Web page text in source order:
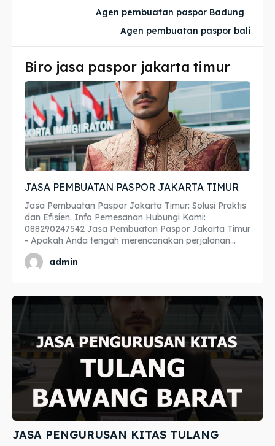
Imta
Legalisir
Apostille
Penerjemah
Asuransi
Blog
Imta
Legalisir
Apostille
Penerjemah
Asuransi
Blog
Agen pembuatan paspor Badung
Agen pembuatan paspor bali
Biro jasa paspor jakarta timur
JASA PEMBUATAN PASPOR JAKARTA TIMUR
Jasa Pembuatan Paspor Jakarta Timur: Solusi Praktis
dan Efisien. Info Pemesanan Hubungi Kami:
088290247542 Jasa Pembuatan Paspor Jakarta Timur
- Apakah Anda tengah merencanakan perjalanan...
admin
JASA PENGURUSAN KITAS TULANG